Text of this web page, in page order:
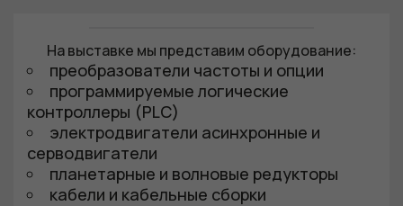
На выставке мы представим оборудование:
преобразователи частоты и опции
программируемые логические
контроллеры (PLC)
электродвигатели асинхронные и
серводвигатели
планетарные и волновые редукторы
кабели и кабельные сборки